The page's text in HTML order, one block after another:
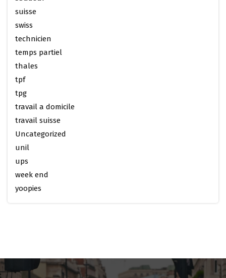
suisse
swiss
technicien
temps partiel
thales
tpf
tpg
travail a domicile
travail suisse
Uncategorized
unil
ups
week end
yoopies